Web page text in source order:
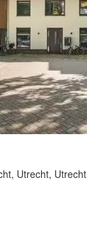
Utrecht, Utrecht